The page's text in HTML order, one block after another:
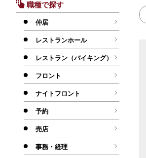
職種で探す
仲居
レストランホール
レストラン（バイキング）
フロント
ナイトフロント
予約
売店
事務・経理